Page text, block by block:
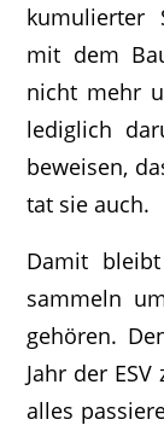
kumulierter
mit dem
nicht mehr
lediglich
beweisen,
tat sie auch.
Damit
sammeln
gehören.
Jahr der
alles